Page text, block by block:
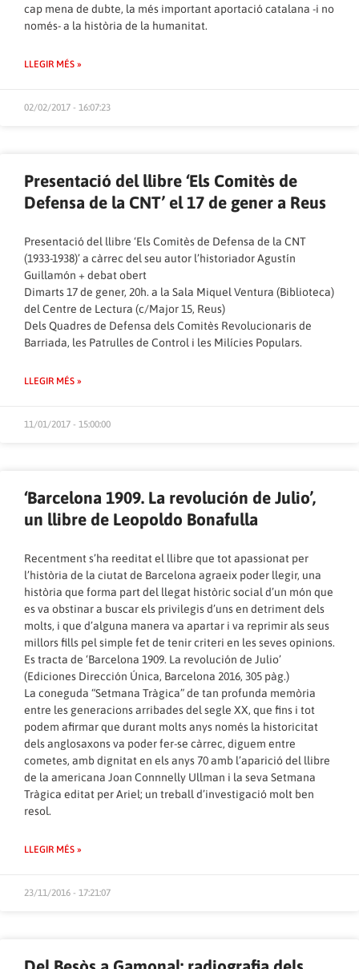
cap mena de dubte, la més important aportació catalana -i no
només- a la història de la humanitat.
LLEGIR MÉS »
02/02/2017 - 16:07:23
Presentació del llibre ‘Els Comitès de
Defensa de la CNT’ el 17 de gener a Reus
Presentació del llibre ‘Els Comitès de Defensa de la CNT
(1933-1938)’ a càrrec del seu autor l’historiador Agustín
Guillamón + debat obert
Dimarts 17 de gener, 20h. a la Sala Miquel Ventura (Biblioteca)
del Centre de Lectura (c/Major 15, Reus)
Dels Quadres de Defensa dels Comitès Revolucionaris de
Barriada, les Patrulles de Control i les Milícies Populars.
LLEGIR MÉS »
11/01/2017 - 15:00:00
‘Barcelona 1909. La revolución de Julio’,
un llibre de Leopoldo Bonafulla
Recentment s’ha reeditat el llibre que tot apassionat per
l’història de la ciutat de Barcelona agraeix poder llegir, una
història que forma part del llegat històric social d’un món que
es va obstinar a buscar els privilegis d’uns en detriment dels
molts, i que d’alguna manera va apartar i va reprimir als seus
millors fills pel simple fet de tenir criteri en les seves opinions.
Es tracta de ‘Barcelona 1909. La revolución de Julio’
(Ediciones Dirección Única, Barcelona 2016, 305 pàg.)
La coneguda “Setmana Tràgica” de tan profunda memòria
entre les generacions arribades del segle XX, que fins i tot
podem afirmar que durant molts anys només la historicitat
dels anglosaxons va poder fer-se càrrec, diguem entre
cometes, amb dignitat en els anys 70 amb l’aparició del llibre
de la americana Joan Connnelly Ullman i la seva Setmana
Tràgica editat per Ariel; un treball d’investigació molt ben
resol.
LLEGIR MÉS »
23/11/2016 - 17:21:07